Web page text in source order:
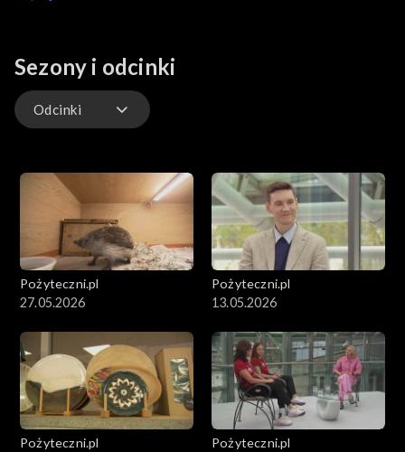
Sezony i odcinki
Odcinki
Pożyteczni.pl
27.05.2026
Pożyteczni.pl
13.05.2026
Pożyteczni.pl
Pożyteczni.pl